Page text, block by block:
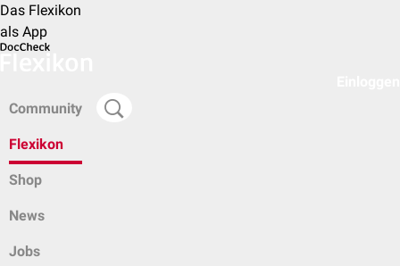
Das Flexikon
als App
Community
Flexikon
Shop
News
Jobs